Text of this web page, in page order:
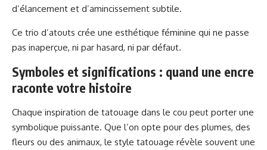
d’élancement et d’amincissement subtile.
Ce trio d’atouts crée une esthétique féminine qui ne passe
pas inaperçue, ni par hasard, ni par défaut.
Symboles et significations : quand une encre
raconte votre histoire
Chaque inspiration de tatouage dans le cou peut porter une
symbolique puissante. Que l’on opte pour des plumes, des
fleurs ou des animaux, le style tatouage révèle souvent une